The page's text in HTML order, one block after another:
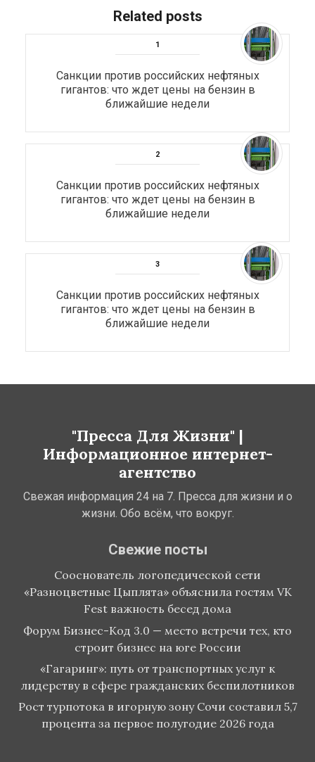
Related posts
Санкции против российских нефтяных
гигантов: что ждет цены на бензин в
ближайшие недели
Санкции против российских нефтяных
гигантов: что ждет цены на бензин в
ближайшие недели
Санкции против российских нефтяных
гигантов: что ждет цены на бензин в
ближайшие недели
"Пресса Для Жизни" |
Информационное интернет-
агентство
Свежая информация 24 на 7. Пресса для жизни и о
жизни. Обо всём, что вокруг.
Свежие посты
Сооснователь логопедической сети
«Разноцветные Цыплята» объяснила гостям VK
Fest важность бесед дома
Форум Бизнес-Код 3.0 — место встречи тех, кто
строит бизнес на юге России
«Гагаринг»: путь от транспортных услуг к
лидерству в сфере гражданских беспилотников
Рост турпотока в игорную зону Сочи составил 5,7
процента за первое полугодие 2026 года